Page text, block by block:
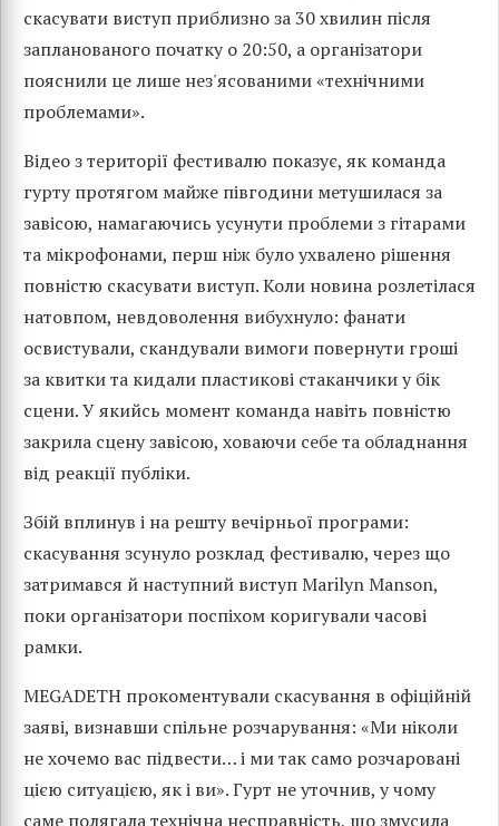
скасувати виступ приблизно за 30 хвилин після
запланованого початку о 20:50, а організатори
пояснили це лише нез'ясованими «технічними
проблемами».
Відео з території фестивалю показує, як команда
гурту протягом майже півгодини метушилася за
завісою, намагаючись усунути проблеми з гітарами
та мікрофонами, перш ніж було ухвалено рішення
повністю скасувати виступ. Коли новина розлетілася
натовпом, невдоволення вибухнуло: фанати
освистували, скандували вимоги повернути гроші
за квитки та кидали пластикові стаканчики у бік
сцени. У якийсь момент команда навіть повністю
закрила сцену завісою, ховаючи себе та обладнання
від реакції публіки.
Збій вплинув і на решту вечірньої програми:
скасування зсунуло розклад фестивалю, через що
затримався й наступний виступ Marilyn Manson,
поки організатори поспіхом коригували часові
рамки.
MEGADETH прокоментували скасування в офіційній
заяві, визнавши спільне розчарування: «Ми ніколи
не хочемо вас підвести… і ми так само розчаровані
цією ситуацією, як і ви». Гурт не уточнив, у чому
саме полягала технічна несправність, що змусила